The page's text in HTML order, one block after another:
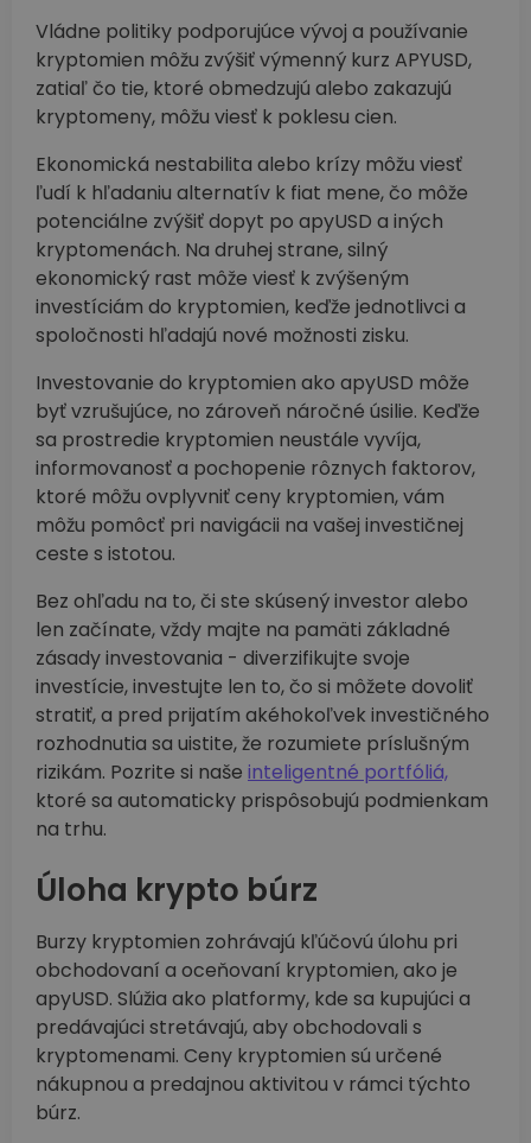
Vládne politiky podporujúce vývoj a používanie
kryptomien môžu zvýšiť výmenný kurz APYUSD,
zatiaľ čo tie, ktoré obmedzujú alebo zakazujú
kryptomeny, môžu viesť k poklesu cien.
Ekonomická nestabilita alebo krízy môžu viesť
ľudí k hľadaniu alternatív k fiat mene, čo môže
potenciálne zvýšiť dopyt po apyUSD a iných
kryptomenách. Na druhej strane, silný
ekonomický rast môže viesť k zvýšeným
investíciám do kryptomien, keďže jednotlivci a
spoločnosti hľadajú nové možnosti zisku.
Investovanie do kryptomien ako apyUSD môže
byť vzrušujúce, no zároveň náročné úsilie. Keďže
sa prostredie kryptomien neustále vyvíja,
informovanosť a pochopenie rôznych faktorov,
ktoré môžu ovplyvniť ceny kryptomien, vám
môžu pomôcť pri navigácii na vašej investičnej
ceste s istotou.
Bez ohľadu na to, či ste skúsený investor alebo
len začínate, vždy majte na pamäti základné
zásady investovania - diverzifikujte svoje
investície, investujte len to, čo si môžete dovoliť
stratiť, a pred prijatím akéhokoľvek investičného
rozhodnutia sa uistite, že rozumiete príslušným
rizikám. Pozrite si naše inteligentné portfóliá,
ktoré sa automaticky prispôsobujú podmienkam
na trhu.
Úloha krypto búrz
Burzy kryptomien zohrávajú kľúčovú úlohu pri
obchodovaní a oceňovaní kryptomien, ako je
apyUSD. Slúžia ako platformy, kde sa kupujúci a
predávajúci stretávajú, aby obchodovali s
kryptomenami. Ceny kryptomien sú určené
nákupnou a predajnou aktivitou v rámci týchto
búrz.